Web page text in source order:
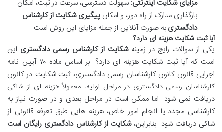
مزایای شکایت اینترنتی: سهولت دسترسی، سرعت در ثبت، امکان
بارگذاری مدارک از راه دور، و امکان پیگیری شکایت از کارشناس
دادگستری به صورت آنلاین از جمله مزایای این روش است.
آیا ثبت شکایت هزینه ای دارد؟
یکی از سوالات رایج در زمینهشکایت از کارشناس رسمی دادگستری این
است که آیا ثبت شکایت هزینه ای دارد؟. بر اساس ماده ۷۰ آیین نامه
اجرایی قانون کانون کارشناسان رسمی دادگستری، ثبت شکایت در کانون
کارشناسان رسمی دادگستری در مراحل اولیه، معمولاً هزینه ای از شاکی
دریافت نمی شود. اما ممکن است در مراحل بعدی و در صورت نیاز به
کارشناسی مجدد یا انجام امور خاص، هزینه هایی طبق تعرفه قانونی از
شاکی دریافت شود. بنابراین،شکایت از کارشناس دادگستری رایگان است